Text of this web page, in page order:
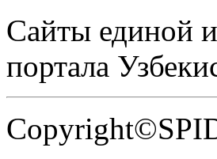
Сайты единой
портала